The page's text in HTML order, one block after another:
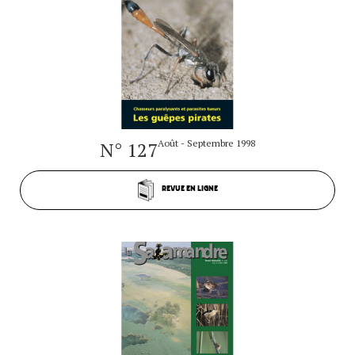
N° 127Août - Septembre 1998
REVUE EN LIGNE